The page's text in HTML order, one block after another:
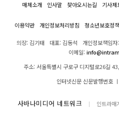
매체소개 인사말 찾아오시는길 기사제
이용약관 개인정보처리방침 청소년보호정책
의장: 김기태 대표: 김동석 개인정보책임
이메일:
주소: 서울특별시 구로구 디지털로26길
인터넷신문 신문발행번호
사바나미디어 네트워크 인트라매